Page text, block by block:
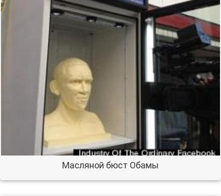
Масляной бюст Обамы